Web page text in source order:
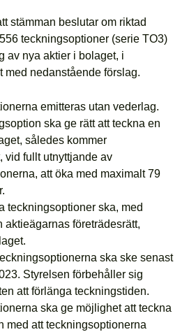
stämman beslutar om riktad
teckningsoptioner (serie TO3)
av nya aktier i bolaget, i
med nedanstående förslag.
emitteras utan vederlag.
ska ge rätt att teckna en
således kommer
vid fullt utnyttjande av
att öka med maximalt 79
teckningsoptioner ska, med
aktieägarnas företrädesrätt,
ska ske senast
Styrelsen förbehåller sig
att förlänga teckningstiden.
ska ge möjlighet att teckna
med att teckningsoptionerna